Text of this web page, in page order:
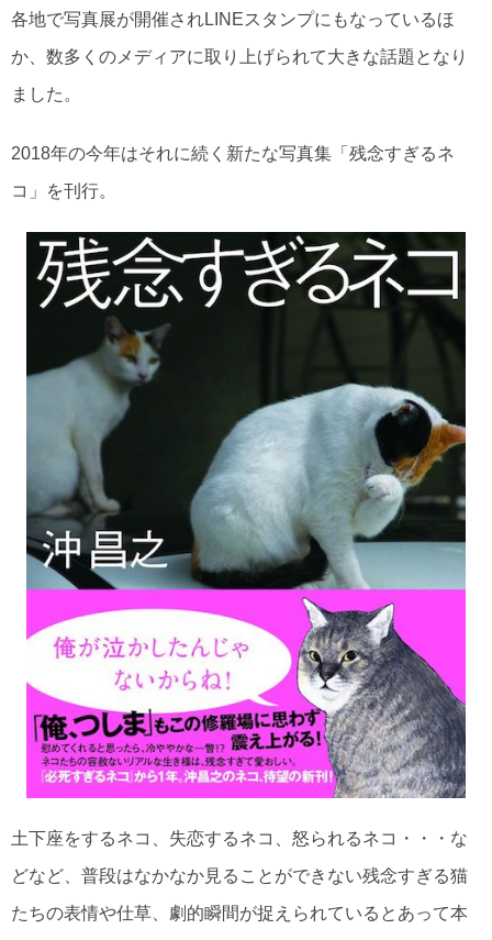
各地で写真展が開催されLINEスタンプにもなっているほ
か、数多くのメディアに取り上げられて大きな話題となり
ました。
2018年の今年はそれに続く新たな写真集「残念すぎるネ
コ」を刊行。
土下座をするネコ、失恋するネコ、怒られるネコ・・・な
どなど、普段はなかなか見ることができない残念すぎる猫
たちの表情や仕草、劇的瞬間が捉えられているとあって本